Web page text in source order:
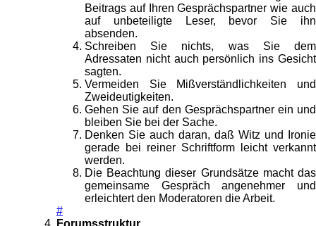
Beitrags auf Ihren Gesprächspartner wie auch
auf unbeteiligte Leser, bevor Sie ihn
absenden.
Schreiben Sie nichts, was Sie dem
Adressaten nicht auch persönlich ins Gesicht
sagten.
Vermeiden Sie Mißverständlichkeiten und
Zweideutigkeiten.
Gehen Sie auf den Gesprächspartner ein und
bleiben Sie bei der Sache.
Denken Sie auch daran, daß Witz und Ironie
gerade bei reiner Schriftform leicht verkannt
werden.
Die Beachtung dieser Grundsätze macht das
gemeinsame Gespräch angenehmer und
erleichtert den Moderatoren die Arbeit.
#